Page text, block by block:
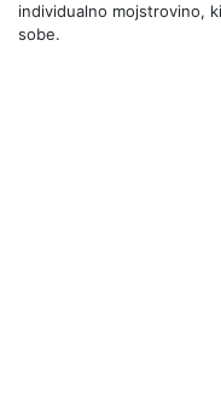
individualno mojstrovino,
sobe.